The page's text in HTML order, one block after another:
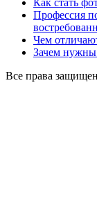
Как стать
Профессия
Чем
Зачем
Все права